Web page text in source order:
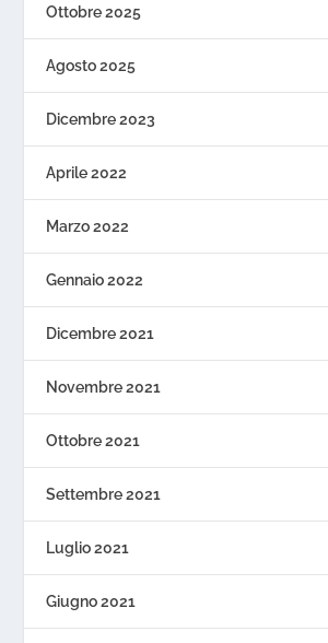
Ottobre 2025
Agosto 2025
Dicembre 2023
Aprile 2022
Marzo 2022
Gennaio 2022
Dicembre 2021
Novembre 2021
Ottobre 2021
Settembre 2021
Luglio 2021
Giugno 2021